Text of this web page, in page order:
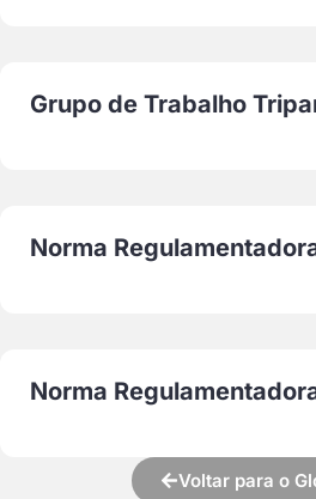
Grupo de Trabalho
Norma
Norma
Voltar para o